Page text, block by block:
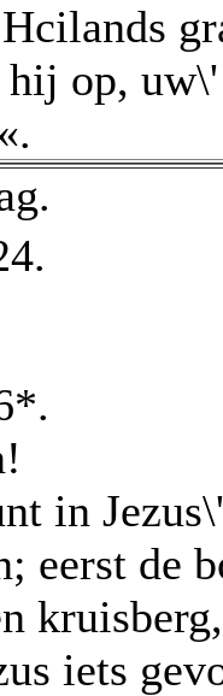
op,
in
eerst de
iets